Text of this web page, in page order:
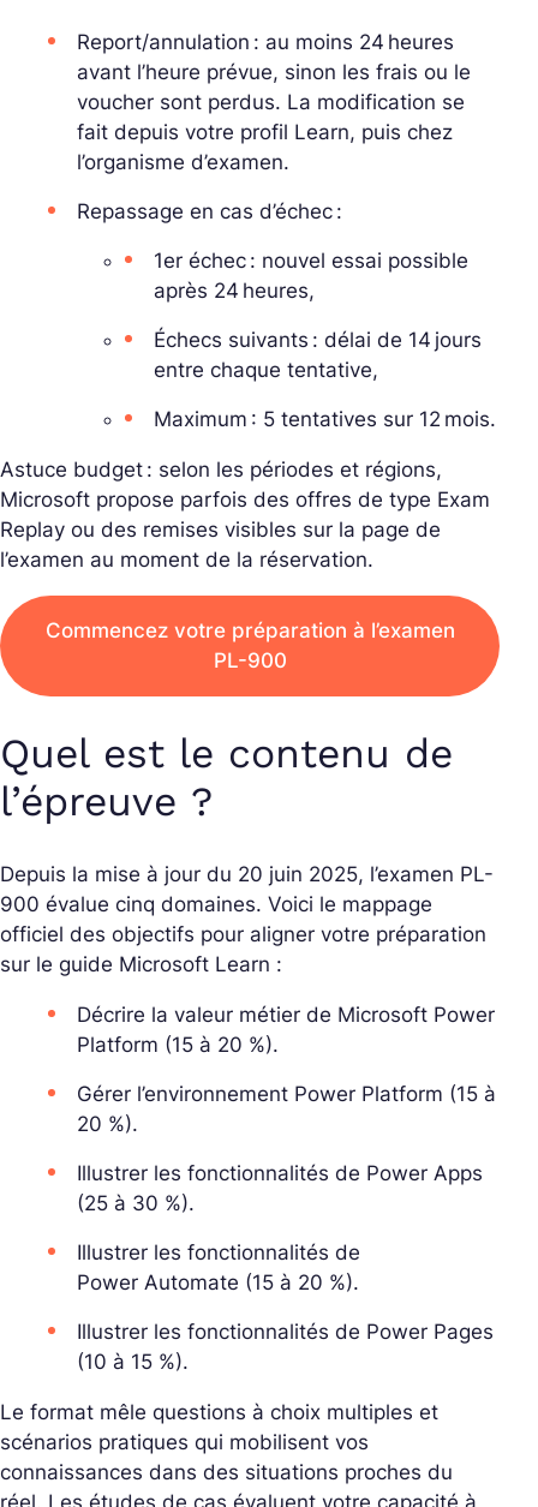
Report/annulation : au moins 24 heures
avant l’heure prévue, sinon les frais ou le
voucher sont perdus. La modification se
fait depuis votre profil Learn, puis chez
l’organisme d’examen.
Repassage en cas d’échec :
1er échec : nouvel essai possible
après 24 heures,
Échecs suivants : délai de 14 jours
entre chaque tentative,
Maximum : 5 tentatives sur 12 mois.
Astuce budget : selon les périodes et régions,
Microsoft propose parfois des offres de type Exam
Replay ou des remises visibles sur la page de
l’examen au moment de la réservation.
Commencez votre préparation à l’examen
PL-900
Quel est le contenu de
l’épreuve ?
Depuis la mise à jour du 20 juin 2025, l’examen PL-
900 évalue cinq domaines. Voici le mappage
officiel des objectifs pour aligner votre préparation
sur le guide Microsoft Learn :
Décrire la valeur métier de Microsoft Power
Platform (15 à 20 %).
Gérer l’environnement Power Platform (15 à
20 %).
Illustrer les fonctionnalités de Power Apps
(25 à 30 %).
Illustrer les fonctionnalités de
Power Automate (15 à 20 %).
Illustrer les fonctionnalités de Power Pages
(10 à 15 %).
Le format mêle questions à choix multiples et
scénarios pratiques qui mobilisent vos
connaissances dans des situations proches du